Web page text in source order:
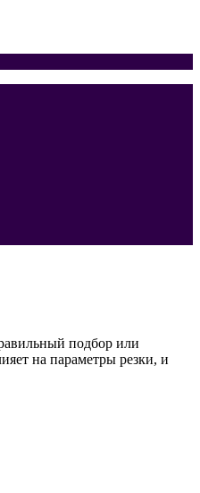
подбор или
на параметры резки, и